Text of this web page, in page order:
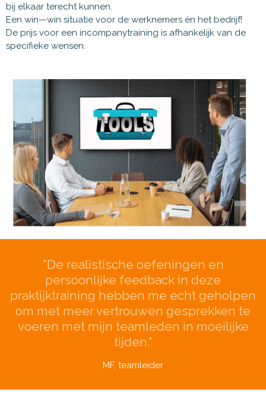
bij elkaar terecht kunnen.
Een win—win situatie voor de werknemers én het bedrijf!
De prijs voor een incompanytraining is afhankelijk van de
specifieke wensen.
"De realistische oefeningen en
persoonlijke feedback in deze
praktijktraining hebben me echt geholpen
om met meer vertrouwen gesprekken te
voeren met mijn teamleden in moeilijke
tijden."
MF, teamleider